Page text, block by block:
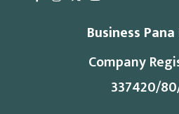
Business
Company
337420/